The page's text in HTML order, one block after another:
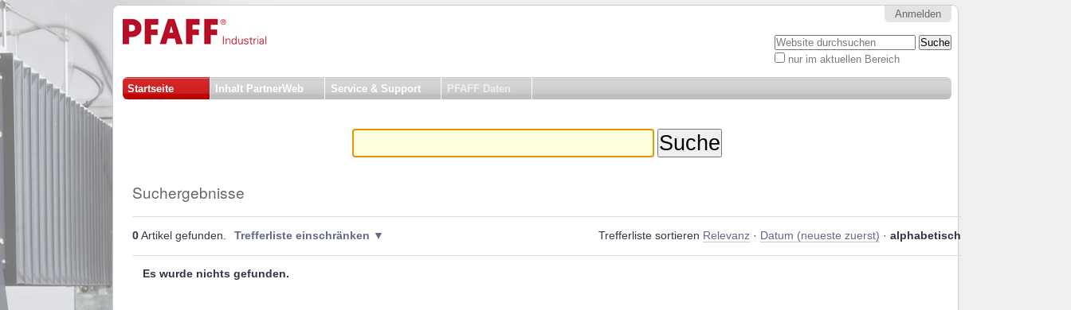
zum
Inhalt
zur
Navigation
Werkzeuge
Anmelden
Website durchsuchen
nur im aktuellen Bereich
Startseite Inhalt PartnerWeb Service & Support PFAFF Daten
Suchergebnisse
0Artikel gefunden. Trefferliste einschränken Trefferliste sortieren Relevanz · Datum (neueste zuerst) · alphabetisch
Es wurde nichts gefunden.